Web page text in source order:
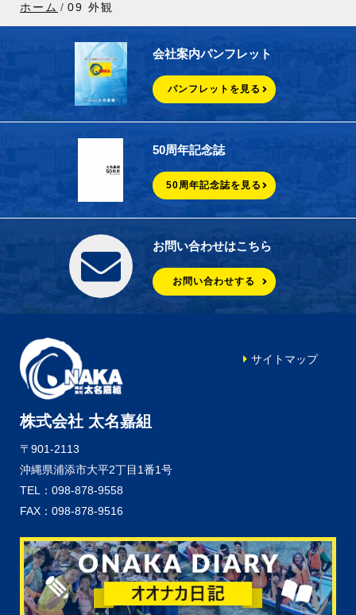
ホーム 09 外観
会社案内パンフレット
パンフレットを見る
50周年記念誌
50周年記念誌を見る
お問い合わせはこちら
お問い合わせする
株式会社 太名嘉組
〒901-2113
沖縄県浦添市大平2丁目1番1号
TEL：098-878-9558
FAX：098-878-9516
サイトマップ